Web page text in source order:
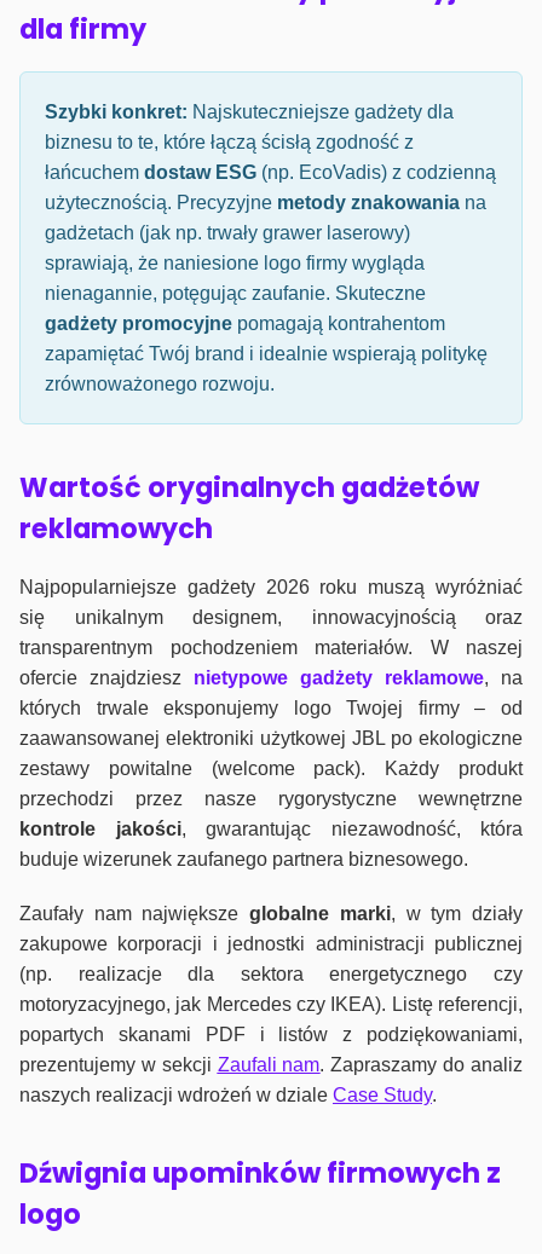
dla firmy
Szybki konkret: Najskuteczniejsze gadżety dla
biznesu to te, które łączą ścisłą zgodność z
łańcuchem dostaw ESG (np. EcoVadis) z codzienną
użytecznością. Precyzyjne metody znakowania na
gadżetach (jak np. trwały grawer laserowy)
sprawiają, że naniesione logo firmy wygląda
nienagannie, potęgując zaufanie. Skuteczne
gadżety promocyjne pomagają kontrahentom
zapamiętać Twój brand i idealnie wspierają politykę
zrównoważonego rozwoju.
Wartość oryginalnych gadżetów
reklamowych
Najpopularniejsze gadżety 2026 roku muszą wyróżniać
się unikalnym designem, innowacyjnością oraz
transparentnym pochodzeniem materiałów. W naszej
ofercie znajdziesz nietypowe gadżety reklamowe, na
których trwale eksponujemy logo Twojej firmy – od
zaawansowanej elektroniki użytkowej JBL po ekologiczne
zestawy powitalne (welcome pack). Każdy produkt
przechodzi przez nasze rygorystyczne wewnętrzne
kontrole jakości, gwarantując niezawodność, która
buduje wizerunek zaufanego partnera biznesowego.
Zaufały nam największeglobalne marki, w tym działy
zakupowe korporacji i jednostki administracji publicznej
(np. realizacje dla sektora energetycznego czy
motoryzacyjnego, jak Mercedes czy IKEA). Listę referencji,
popartych skanami PDF i listów z podziękowaniami,
prezentujemy w sekcji Zaufali nam. Zapraszamy do analiz
naszych realizacji wdrożeń w dziale Case Study.
Dźwignia upominków firmowych z
logo